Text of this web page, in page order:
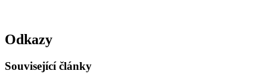
Odkazy
Související články